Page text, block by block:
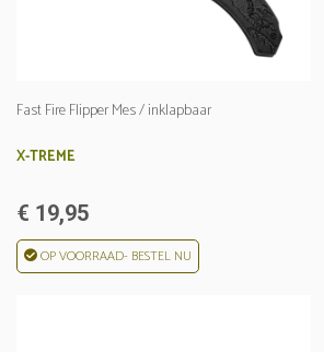
Fast Fire Flipper Mes / inklapbaar
X-TREME
€ 19,95
OP VOORRAAD- BESTEL NU